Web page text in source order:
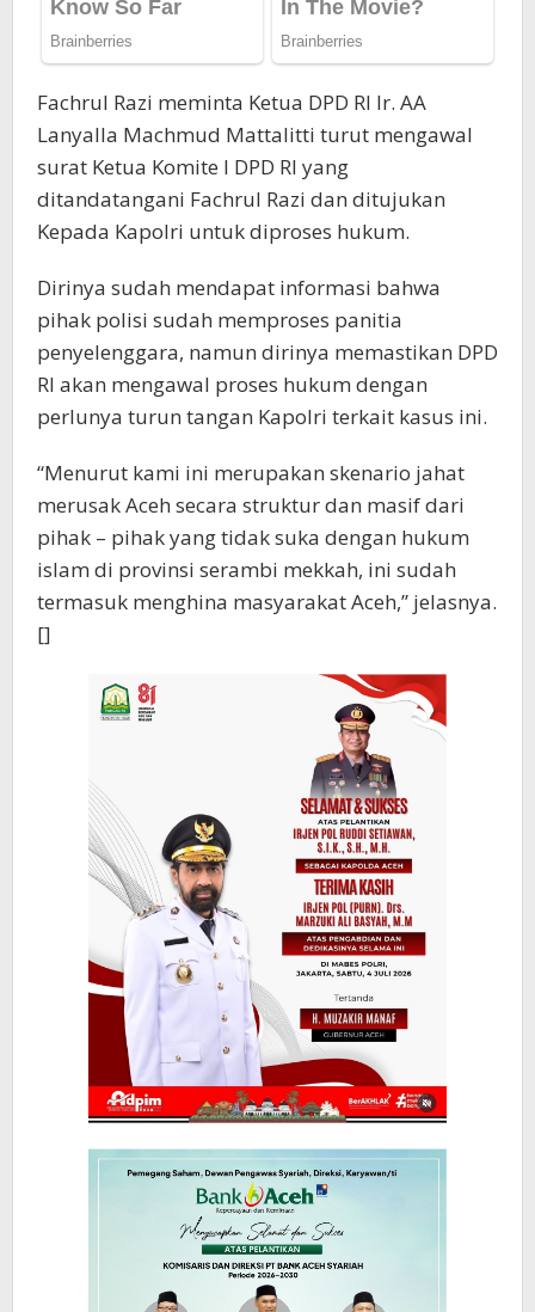
Fachrul Razi meminta Ketua DPD RI Ir. AA
Lanyalla Machmud Mattalitti turut mengawal
surat Ketua Komite I DPD RI yang
ditandatangani Fachrul Razi dan ditujukan
Kepada Kapolri untuk diproses hukum.
Dirinya sudah mendapat informasi bahwa
pihak polisi sudah memproses panitia
penyelenggara, namun dirinya memastikan DPD
RI akan mengawal proses hukum dengan
perlunya turun tangan Kapolri terkait kasus ini.
“Menurut kami ini merupakan skenario jahat
merusak Aceh secara struktur dan masif dari
pihak – pihak yang tidak suka dengan hukum
islam di provinsi serambi mekkah, ini sudah
termasuk menghina masyarakat Aceh,” jelasnya.
[]